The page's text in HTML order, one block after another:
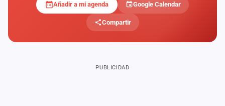
Añadir a mi agenda Google Calendar
Compartir
PUBLICIDAD